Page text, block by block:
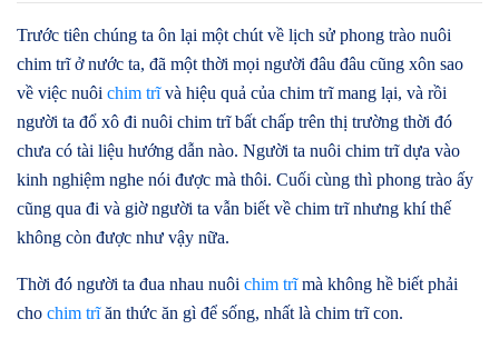
Trước tiên chúng ta ôn lại một chút về lịch sử phong trào nuôi
chim trĩ ở nước ta, đã một thời mọi người đâu đâu cũng xôn sao
về việc nuôi chim trĩvà hiệu quả của chim trĩ mang lại, và rồi
người ta đổ xô đi nuôi chim trĩ bất chấp trên thị trường thời đó
chưa có tài liệu hướng dẫn nào. Người ta nuôi chim trĩ dựa vào
kinh nghiệm nghe nói được mà thôi. Cuối cùng thì phong trào ấy
cũng qua đi và giờ người ta vẫn biết về chim trĩ nhưng khí thế
không còn được như vậy nữa.
Thời đó người ta đua nhau nuôi chim trĩmà không hề biết phải
cho chim trĩăn thức ăn gì để sống, nhất là chim trĩ con.